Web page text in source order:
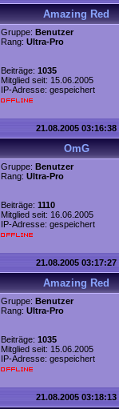
Amazing Red
Gruppe: Benutzer
Rang: Ultra-Pro
Beiträge: 1035
Mitglied seit: 15.06.2005
IP-Adresse: gespeichert
21.08.2005 03:16:38
OmG
Gruppe: Benutzer
Rang: Ultra-Pro
Beiträge: 1110
Mitglied seit: 16.06.2005
IP-Adresse: gespeichert
21.08.2005 03:17:27
Amazing Red
Gruppe: Benutzer
Rang: Ultra-Pro
Beiträge: 1035
Mitglied seit: 15.06.2005
IP-Adresse: gespeichert
21.08.2005 03:18:13